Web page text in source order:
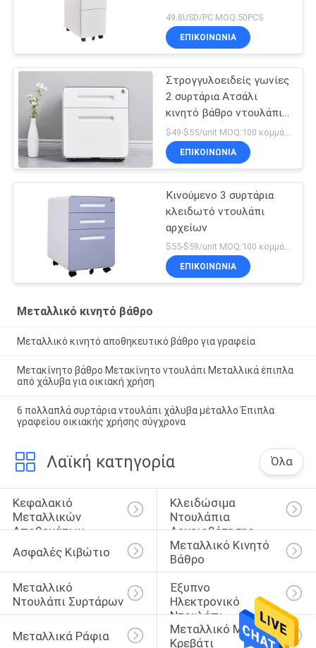
49.8USD/PC MOQ:50PCS
ΕΠΙΚΟΙΝΩΝΊΑ
Στρογγυλοειδείς γωνίες
2 συρτάρια Ατσάλι
κινητό βάθρο ντουλάπι
αρχείων
ΕΠΙΚΟΙΝΩΝΊΑ
Κινούμενο 3 συρτάρια
κλειδωτό ντουλάπι
αρχείων
$55-$59/unit MOQ:100 κομμάτια
ΕΠΙΚΟΙΝΩΝΊΑ
Μεταλλικό κινητό βάθρο
Μεταλλικό κινητό αποθηκευτικό βάθρο για γραφεία
Μετακίνητο βάθρο Μετακίνητο ντουλάπι Μεταλλικά έπιπλα
από χάλυβα για οικιακή χρήση
6 πολλαπλά συρτάρια ντουλάπι χάλυβα μέταλλο Έπιπλα
γραφείου οικιακής χρήσης σύγχρονα
Λαϊκή κατηγορία Όλα
Κεφαλακιό
Μεταλλικών
Αποθεμάτων
Κλειδώσιμα
Ντουλάπια
Αρχειοθέτησης
Ασφαλές Κιβώτιο
Μεταλλικό Κινητό
Βάθρο
Μεταλλικό
Ντουλάπι Συρτάρων
Έξυπνο
Ηλεκτρονικό
Ντουλάπι
Μεταλλικά Ράφια
Μεταλλικό Μονό
Κρεβάτι